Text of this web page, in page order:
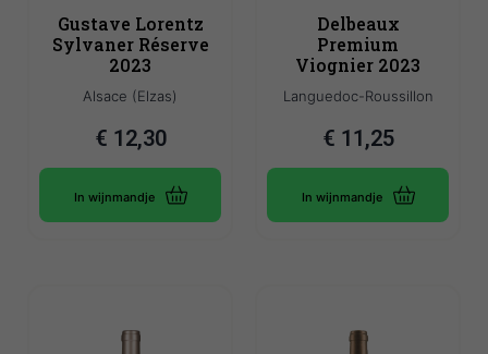
Gustave Lorentz
Sylvaner Réserve
2023
Alsace (Elzas)
€ 12,30
In wijnmandje
Delbeaux
Premium
Viognier 2023
Languedoc-Roussillon
€ 11,25
In wijnmandje